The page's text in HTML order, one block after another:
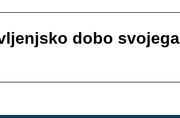
dobo svojega